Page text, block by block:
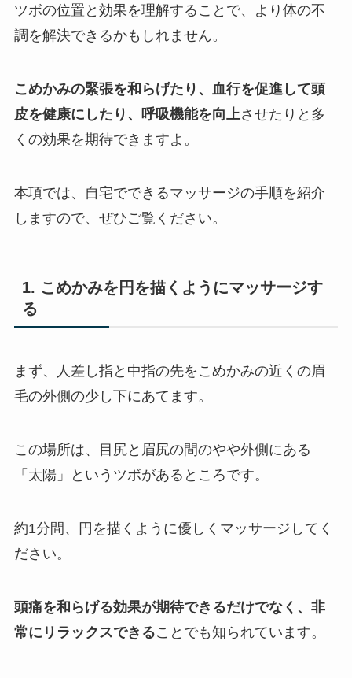
ツボの位置と効果を理解することで、より体の不
調を解決できるかもしれません。
こめかみの緊張を和らげたり、血行を促進して頭
皮を健康にしたり、呼吸機能を向上させたりと多
くの効果を期待できますよ。
本項では、自宅でできるマッサージの手順を紹介
しますので、ぜひご覧ください。
1. こめかみを円を描くようにマッサージす
る
まず、人差し指と中指の先をこめかみの近くの眉
毛の外側の少し下にあてます。
この場所は、目尻と眉尻の間のやや外側にある
「太陽」というツボがあるところです。
約1分間、円を描くように優しくマッサージしてく
ださい。
頭痛を和らげる効果が期待できるだけでなく、非
常にリラックスできることでも知られています。